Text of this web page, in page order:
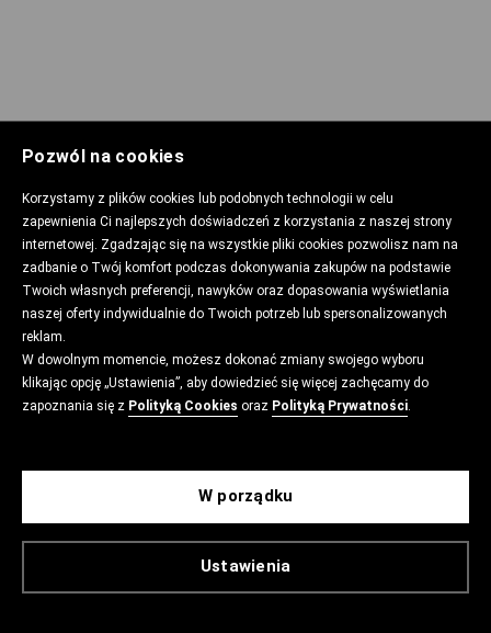
Pozwól na cookies
Korzystamy z plików cookies lub podobnych technologii w celu
zapewnienia Ci najlepszych doświadczeń z korzystania z naszej strony
internetowej. Zgadzając się na wszystkie pliki cookies pozwolisz nam na
zadbanie o Twój komfort podczas dokonywania zakupów na podstawie
Twoich własnych preferencji, nawyków oraz dopasowania wyświetlania
naszej oferty indywidualnie do Twoich potrzeb lub spersonalizowanych
reklam.
W dowolnym momencie, możesz dokonać zmiany swojego wyboru
klikając opcję „Ustawienia”, aby dowiedzieć się więcej zachęcamy do
zapoznania się z Polityką Cookies oraz Polityką Prywatności.
Ustawienia
W porządku